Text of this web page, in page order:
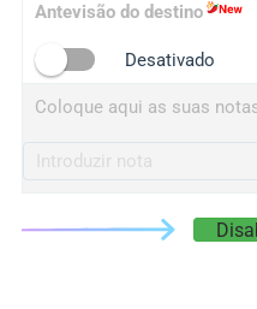
Antevisão do destino
Desativado
Coloque aqui as suas